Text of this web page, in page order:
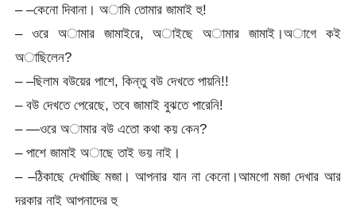
– –কেনো দিবানা। অামি তোমার জামাই হু!
– ওরে অামার জামাইরে, অাইছে অামার জামাই।অাগে কই
অাছিলেন?
– –ছিলাম বউয়ের পাশে, কিন্তু বউ দেখতে পায়নি!!
– বউ দেখতে পেরেছে, তবে জামাই বুঝতে পারেনি!
– —ওরে অামার বউ এতো কথা কয় কেন?
– পাশে জামাই অাছে তাই ভয় নাই।
– –ঠিকাছে দেখাচ্ছি মজা। আপনার যান না কেনো।আমগো মজা দেখার আর
দরকার নাই আপনাদের হু